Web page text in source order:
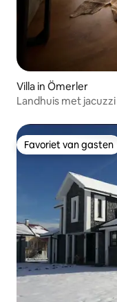
Villa in Ömerler
Landhuis met
Favoriet van gasten
Favoriet van gasten